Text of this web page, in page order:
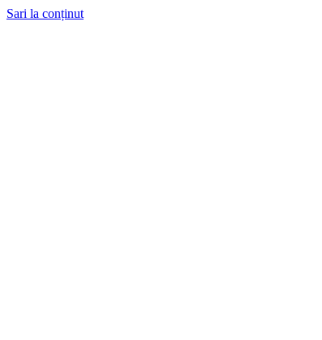
Sari la conținut